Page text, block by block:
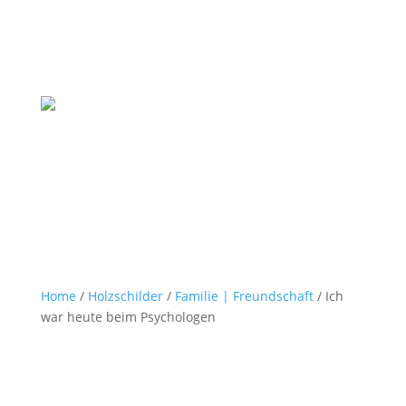
Home / Holzschilder/ Familie | Freundschaft/ Ich
war heute beim Psychologen